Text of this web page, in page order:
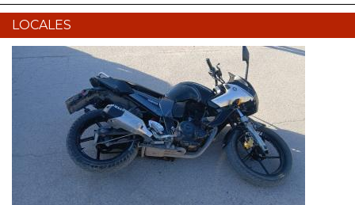
LOCALES